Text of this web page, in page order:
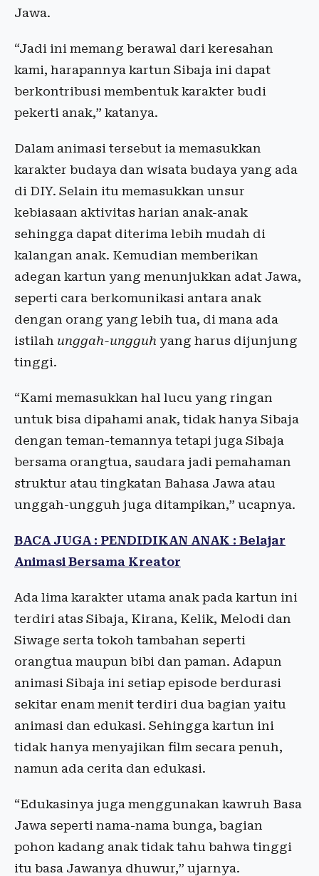
Jawa.
“Jadi ini memang berawal dari keresahan
kami, harapannya kartun Sibaja ini dapat
berkontribusi membentuk karakter budi
pekerti anak,” katanya.
Dalam animasi tersebut ia memasukkan
karakter budaya dan wisata budaya yang ada
di DIY. Selain itu memasukkan unsur
kebiasaan aktivitas harian anak-anak
sehingga dapat diterima lebih mudah di
kalangan anak. Kemudian memberikan
adegan kartun yang menunjukkan adat Jawa,
seperti cara berkomunikasi antara anak
dengan orang yang lebih tua, di mana ada
istilah unggah-ungguh yang harus dijunjung
tinggi.
“Kami memasukkan hal lucu yang ringan
untuk bisa dipahami anak, tidak hanya Sibaja
dengan teman-temannya tetapi juga Sibaja
bersama orangtua, saudara jadi pemahaman
struktur atau tingkatan Bahasa Jawa atau
unggah-ungguh juga ditampikan,” ucapnya.
BACA JUGA : PENDIDIKAN ANAK : Belajar
Animasi Bersama Kreator
Ada lima karakter utama anak pada kartun ini
terdiri atas Sibaja, Kirana, Kelik, Melodi dan
Siwage serta tokoh tambahan seperti
orangtua maupun bibi dan paman. Adapun
animasi Sibaja ini setiap episode berdurasi
sekitar enam menit terdiri dua bagian yaitu
animasi dan edukasi. Sehingga kartun ini
tidak hanya menyajikan film secara penuh,
namun ada cerita dan edukasi.
“Edukasinya juga menggunakan kawruh Basa
Jawa seperti nama-nama bunga, bagian
pohon kadang anak tidak tahu bahwa tinggi
itu basa Jawanya dhuwur,” ujarnya.